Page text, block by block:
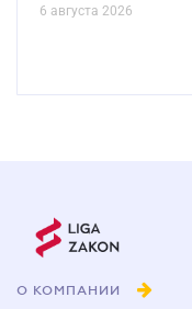
6 августа 2026
О КОМПАНИИ